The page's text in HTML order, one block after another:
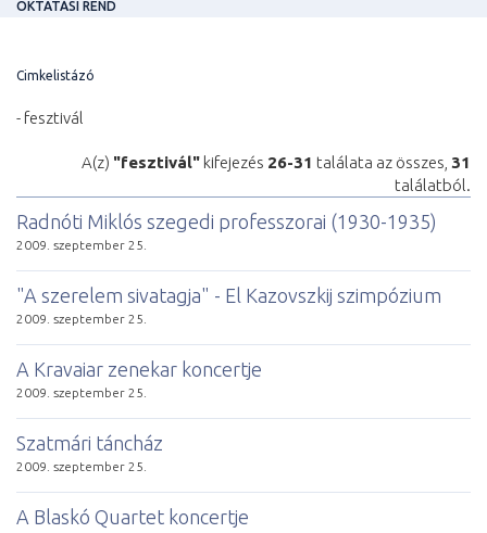
OKTATÁSI REND
Cimkelistázó
- fesztivál
A(z) "fesztivál" kifejezés 26-31 találata az összes, 31
találatból.
Radnóti Miklós szegedi professzorai (1930-1935)
2009. szeptember 25.
"A szerelem sivatagja" - El Kazovszkij szimpózium
2009. szeptember 25.
A Kravaiar zenekar koncertje
2009. szeptember 25.
Szatmári táncház
2009. szeptember 25.
A Blaskó Quartet koncertje